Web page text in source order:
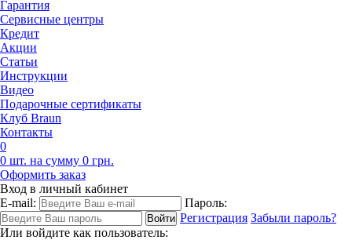
Гарантия
Сервисные центры
Кредит
Акции
Статьи
Инструкции
Видео
Подарочные сертификаты
Клуб Braun
Контакты
0
0 шт. на сумму 0 грн.
Оформить заказ
Вход в личный кабинет
E-mail:
Пароль:
Регистрация Забыли пароль?
Или войдите как пользователь: